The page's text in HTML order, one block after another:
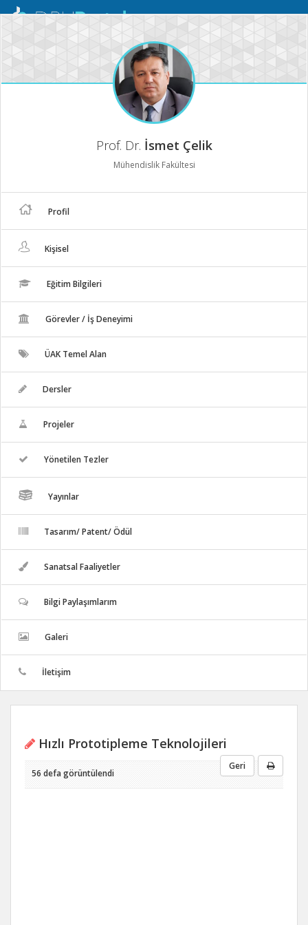
Mobil
Prof. Dr. İsmet Çelik
Mühendislik Fakültesi
Profil
Kişisel
Eğitim Bilgileri
Görevler / İş Deneyimi
ÜAK Temel Alan
Dersler
Projeler
Yönetilen Tezler
Yayınlar
Tasarım/ Patent/ Ödül
Sanatsal Faaliyetler
Bilgi Paylaşımlarım
Galeri
İletişim
Hızlı Prototipleme Teknolojileri
Geri
56 defa görüntülendi